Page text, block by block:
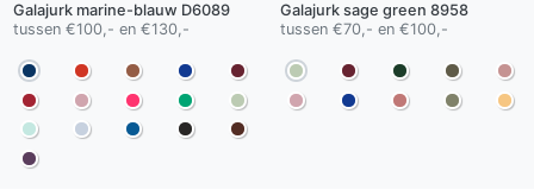
Galajurk marine-blauw D6089
tussen €100,- en €130,-
Galajurk sage green 8958
tussen €70,- en €100,-